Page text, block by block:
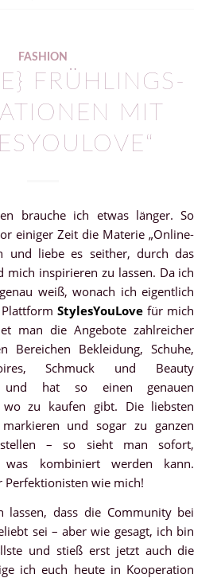
FASHION
FRÜHLINGS-
MIT
brauche ich etwas länger. So
einiger Zeit die Materie „Online-
und liebe es seither, durch das
mich inspirieren zu lassen. Da ich
weiß, wonach ich eigentlich
PlattformStylesYouLove für mich
man die Angebote zahlreicher
Bereichen Bekleidung, Schuhe,
Schmuck und Beauty
und hat so einen genauen
zu kaufen gibt. Die liebsten
und sogar zu ganzen
– so sieht man sofort,
kombiniert werden kann.
Perfektionisten wie mich!
lassen, dass die Community bei
sei – aber wie gesagt, ich bin
und stieß erst jetzt auch die
ich euch heute in Kooperation